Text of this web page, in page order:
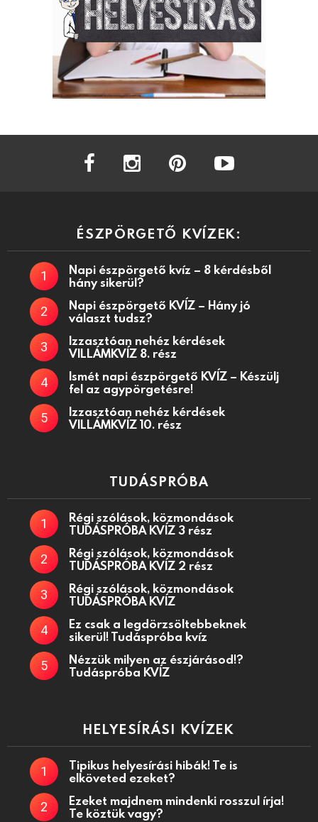
facebook instagram
ÉSZPÖRGETŐ KVÍZEK:
Napi észpörgető kvíz – 8 kérdésből
hány sikerül?
Napi észpörgető KVÍZ – Hány jó
választ tudsz?
Izzasztóan nehéz kérdések
VILLÁMKVÍZ 8. rész
Ismét napi észpörgető KVÍZ – Készülj
fel az agypörgetésre!
Izzasztóan nehéz kérdések
VILLÁMKVÍZ 10. rész
TUDÁSPRÓBA
Régi szólások, közmondások
TUDÁSPRÓBA KVÍZ 3 rész
Régi szólások, közmondások
TUDÁSPRÓBA KVÍZ 2 rész
Régi szólások, közmondások
TUDÁSPRÓBA KVÍZ
Ez csak a legdörzsöltebbeknek
sikerül! Tudáspróba kvíz
Nézzük milyen az észjárásod!?
Tudáspróba KVÍZ
HELYESÍRÁSI KVÍZEK
Tipikus helyesírási hibák! Te is
elköveted ezeket?
Ezeket majdnem mindenki rosszul írja!
Te köztük vagy?